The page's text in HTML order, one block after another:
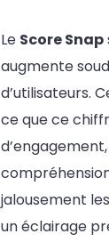
Le Score Snap
augmente
d’utilisateurs.
ce que ce
jalousement
un éclairage